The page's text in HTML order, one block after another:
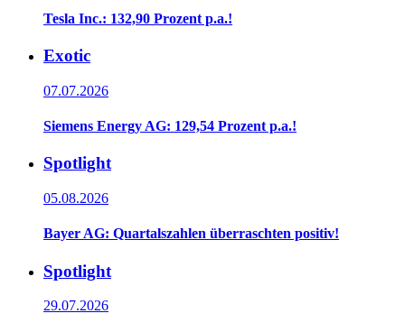
Tesla Inc.: 132,90 Prozent p.a.!
Exotic
07.07.2026
Siemens Energy AG: 129,54 Prozent p.a.!
Spotlight
05.08.2026
Bayer AG: Quartalszahlen überraschten positiv!
Spotlight
29.07.2026